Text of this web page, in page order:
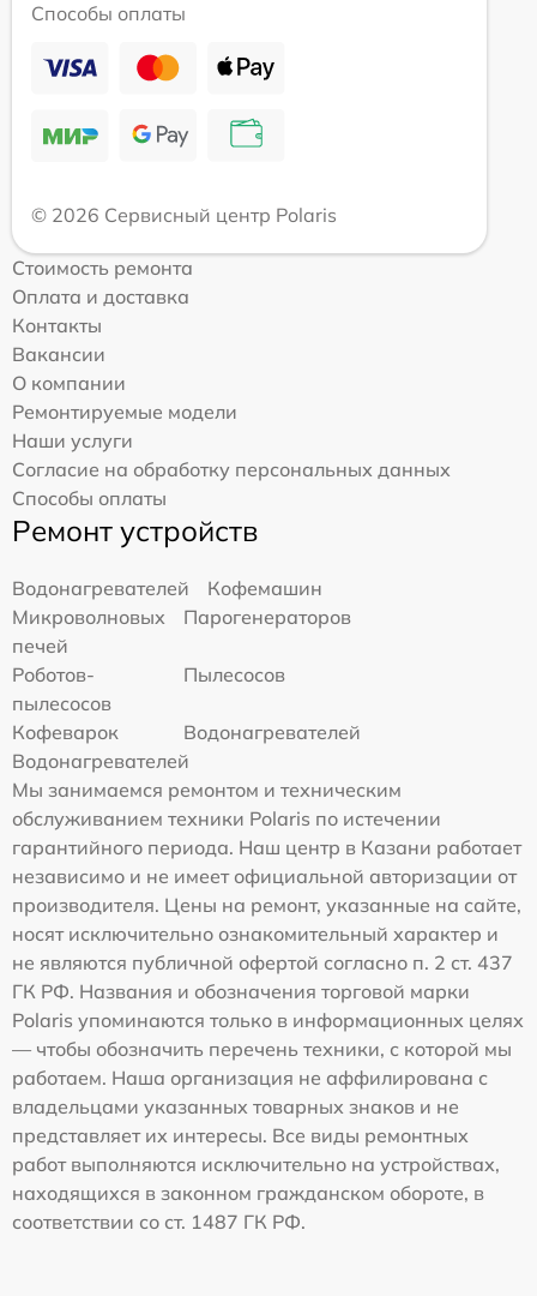
Способы оплаты
© 2026 Сервисный центр Polaris
Стоимость ремонта
Оплата и доставка
Контакты
Вакансии
О компании
Ремонтируемые модели
Наши услуги
Согласие на обработку персональных данных
Способы оплаты
Ремонт устройств
Водонагревателей
Кофемашин
Микроволновых
печей
Парогенераторов
Роботов-
пылесосов
Пылесосов
Кофеварок
Водонагревателей
Водонагревателей
Мы занимаемся ремонтом и техническим
обслуживанием техники Polaris по истечении
гарантийного периода. Наш центр в Казани работает
независимо и не имеет официальной авторизации от
производителя. Цены на ремонт, указанные на сайте,
носят исключительно ознакомительный характер и
не являются публичной офертой согласно п. 2 ст. 437
ГК РФ. Названия и обозначения торговой марки
Polaris упоминаются только в информационных целях
— чтобы обозначить перечень техники, с которой мы
работаем. Наша организация не аффилирована с
владельцами указанных товарных знаков и не
представляет их интересы. Все виды ремонтных
работ выполняются исключительно на устройствах,
находящихся в законном гражданском обороте, в
соответствии со ст. 1487 ГК РФ.